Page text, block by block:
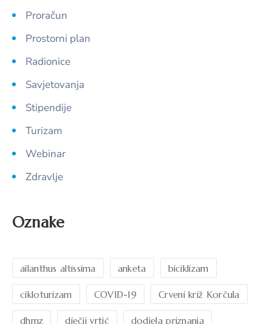
Proračun
Prostorni plan
Radionice
Savjetovanja
Stipendije
Turizam
Webinar
Zdravlje
Oznake
ailanthus altissima anketa biciklizam
cikloturizam COVID-19 Crveni križ Korčula
dhmz dječji vrtić dodjela priznanja